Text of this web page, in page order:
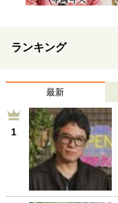
ランキング
最新
1